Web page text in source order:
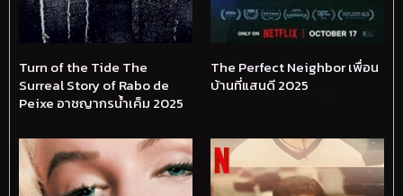
Turn of the Tide The
Surreal Story of Rabo de
Peixe อาชญากรน้ำเค็ม 2025
The Perfect Neighbor เพื่อน
บ้านที่แสนดี 2025